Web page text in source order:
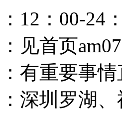
12：00-24
见首页
有重要事
深圳罗湖